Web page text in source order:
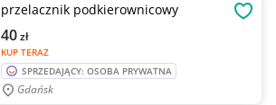
przelacznik podkierownicowy
KUP TERAZ
40zł
SPRZEDAJĄCY: OSOBA PRYWATNA
Gdańsk